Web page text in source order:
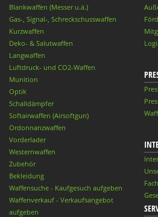
Blankwaffen (Messer u.ä.)
Gas-, Signal-, Schreckschusswaffen
Kurzwaffen
Deko- & Salutwaffen
Langwaffen
Luftdruck- und CO2-Waffen
Munition
Optik
Schalldämpfer
Softairwaffen (Airsoftgun)
Ordonnanzwaffen
Vorderlader
Westernwaffen
Zubehör
Bekleidung
Waffensuche - Kaufgesuch aufgeben
Waffenverkauf - Verkaufsangebot
aufgeben